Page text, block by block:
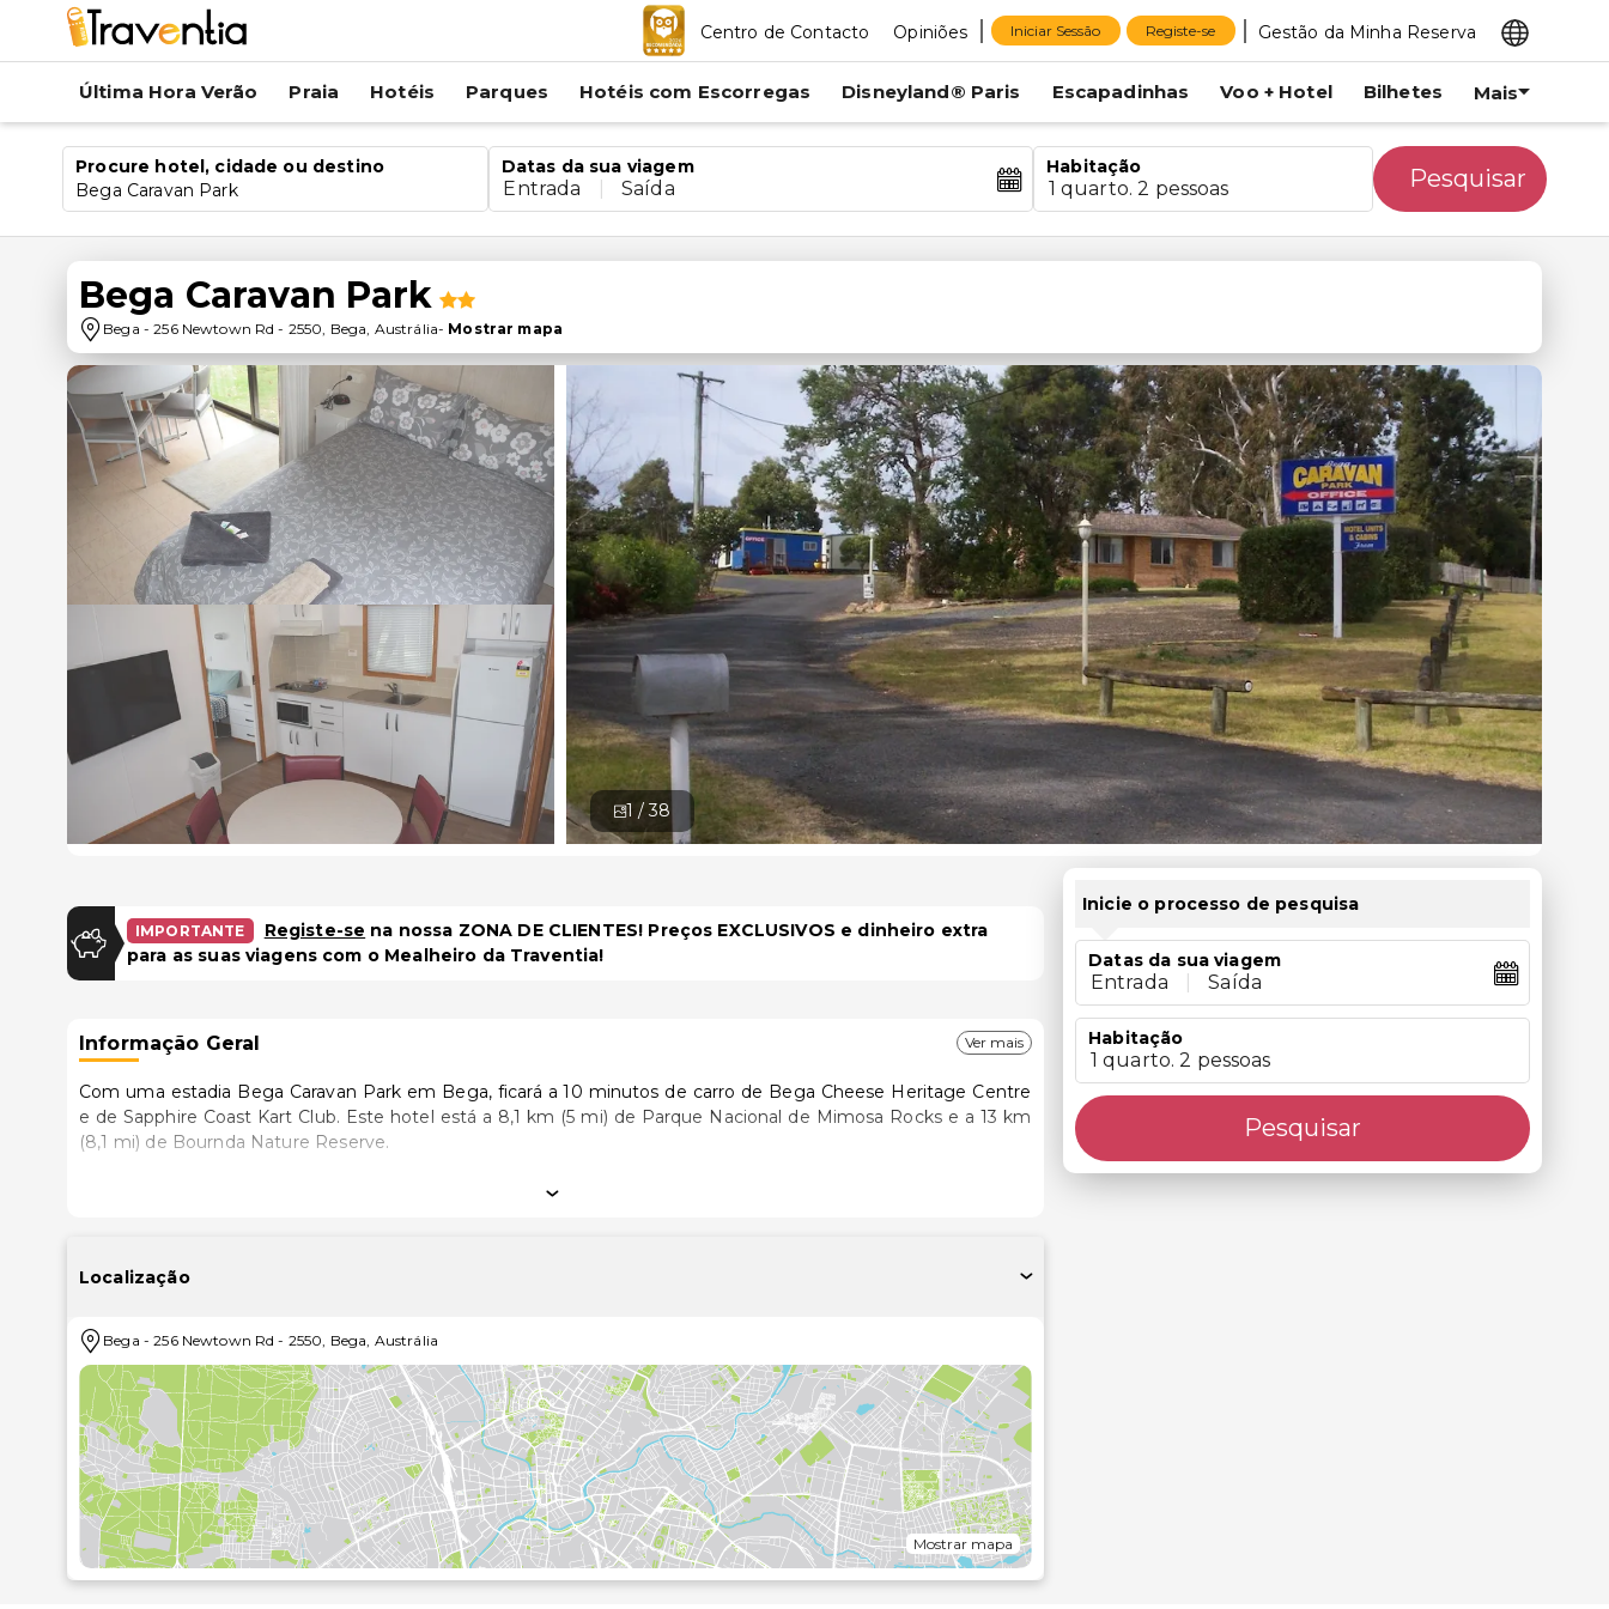
Centro de Contacto Opiniões Iniciar Sessão Registe-se Gestão da Minha Reserva
Última Hora Verão Praia Hotéis Parques Hotéis com Escorregas Disneyland® Paris Escapadinhas Voo + Hotel Bilhetes Mais
Procure hotel, cidade ou destino
Bega Caravan Park
Datas da sua viagem
Entrada Saída
Habitação
1 quarto. 2 pessoas Pesquisar
Bega Caravan Park
Bega -256 Newtown Rd - 2550, Bega, Austrália- Mostrar mapa
1 /38
IMPORTANTE Registe-se na nossa ZONA DE CLIENTES! Preços EXCLUSIVOS e dinheiro extra
para as suas viagens com o Mealheiro da Traventia!
Informação Geral Ver mais
Com uma estadia Bega Caravan Park em Bega, ficará a 10 minutos de carro de Bega Cheese Heritage Centre
e de Sapphire Coast Kart Club. Este hotel está a 8,1 km (5 mi) de Parque Nacional de Mimosa Rocks e a 13 km
(8,1 mi) de Bournda Nature Reserve.
Sinta-se em casa num dos 13 quartos com ar condicionado e um televisor de ecrã plano. Mantenha-se em
Desfrute de fantásticas vistas a partir do jardim ou tire partido das várias comodidades e serviços ao seu dispor,
A receção está aberta durante um horário limitado. Há estacionamento grátis no local.
As distâncias são apresentadas à 0,1 milha e ao quilómetro mais próximo.
Bega Cheese Heritage Centre - 4 km/2,5 mi
Parque Nacional de Mimosa Rocks - 8,1 km/5 mi
Sapphire Coast Kart Club - 10,2 km/6,3 mi
Bournda Nature Reserve - 13 km/8,1 mi
Parque Nacional de Bournda - 16 km/9,9 mi
Cais de Tathra - 18,2 km/11,3 mi
Localização
Bega -256 Newtown Rd - 2550, Bega, Austrália
Mostrar mapa
Inicie o processo de pesquisa
Datas da sua viagem
Entrada Saída
Habitação
1 quarto. 2 pessoas
Pesquisar